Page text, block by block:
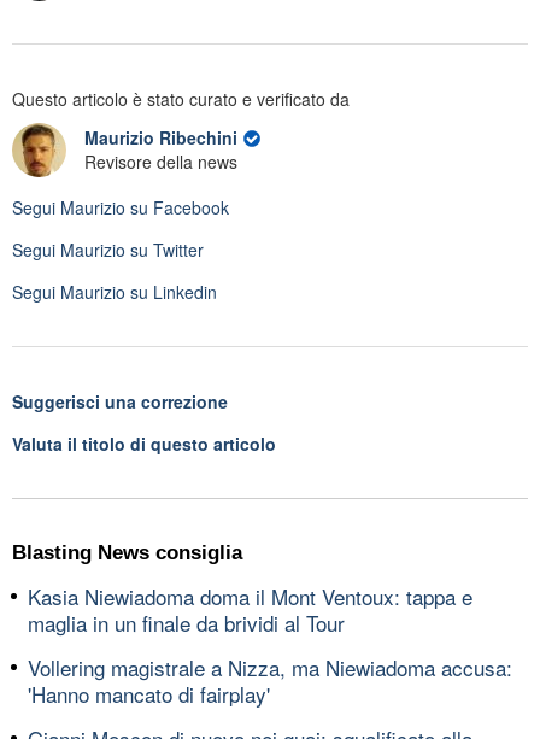
Questo articolo è stato curato e verificato da
Maurizio Ribechini
Revisore della news
Segui Maurizio su Facebook
Segui Maurizio su Twitter
Segui Maurizio su Linkedin
Suggerisci una correzione
Valuta il titolo di questo articolo
Blasting News consiglia
Kasia Niewiadoma doma il Mont Ventoux: tappa e
maglia in un finale da brividi al Tour
Vollering magistrale a Nizza, ma Niewiadoma accusa:
'Hanno mancato di fairplay'